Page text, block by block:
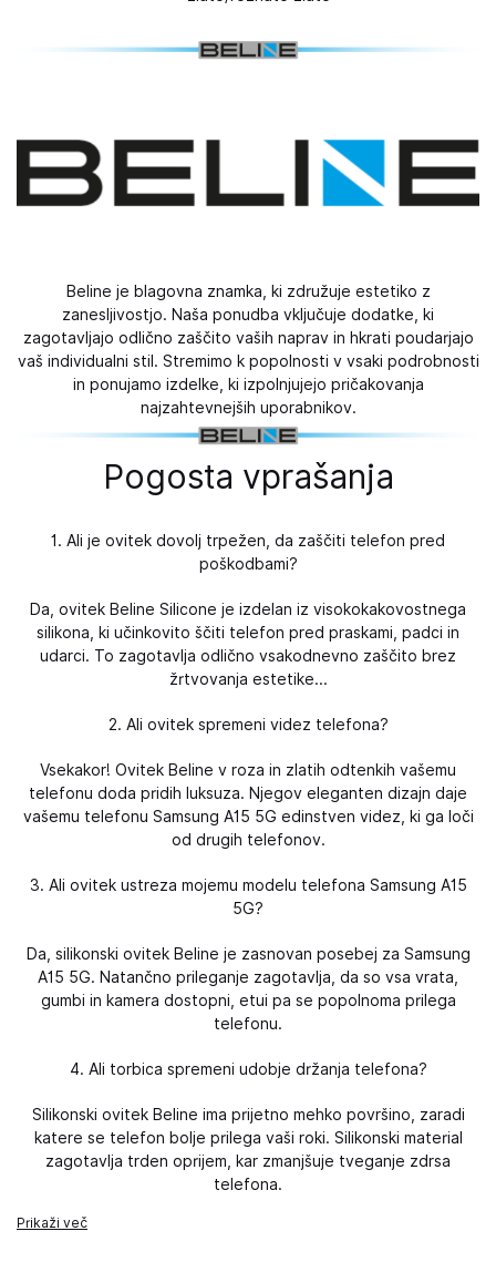
Beline je blagovna znamka, ki združuje estetiko z
zanesljivostjo. Naša ponudba vključuje dodatke, ki
zagotavljajo odlično zaščito vaših naprav in hkrati poudarjajo
vaš individualni stil. Stremimo k popolnosti v vsaki podrobnosti
in ponujamo izdelke, ki izpolnjujejo pričakovanja
najzahtevnejših uporabnikov.
Pogosta vprašanja
1. Ali je ovitek dovolj trpežen, da zaščiti telefon pred
poškodbami?
Da, ovitek Beline Silicone je izdelan iz visokokakovostnega
silikona, ki učinkovito ščiti telefon pred praskami, padci in
udarci. To zagotavlja odlično vsakodnevno zaščito brez
žrtvovanja estetike...
2. Ali ovitek spremeni videz telefona?
Vsekakor! Ovitek Beline v roza in zlatih odtenkih vašemu
telefonu doda pridih luksuza. Njegov eleganten dizajn daje
vašemu telefonu Samsung A15 5G edinstven videz, ki ga loči
od drugih telefonov.
3. Ali ovitek ustreza mojemu modelu telefona Samsung A15
5G?
Da, silikonski ovitek Beline je zasnovan posebej za Samsung
A15 5G. Natančno prileganje zagotavlja, da so vsa vrata,
gumbi in kamera dostopni, etui pa se popolnoma prilega
telefonu.
4. Ali torbica spremeni udobje držanja telefona?
Silikonski ovitek Beline ima prijetno mehko površino, zaradi
katere se telefon bolje prilega vaši roki. Silikonski material
zagotavlja trden oprijem, kar zmanjšuje tveganje zdrsa
telefona.
Prikaži več